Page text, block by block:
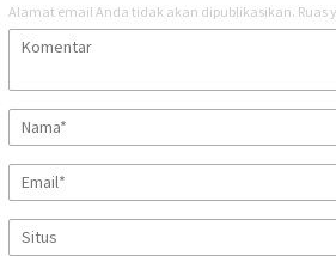
Alamat email Anda tidak akan dipublikasikan. Ruas